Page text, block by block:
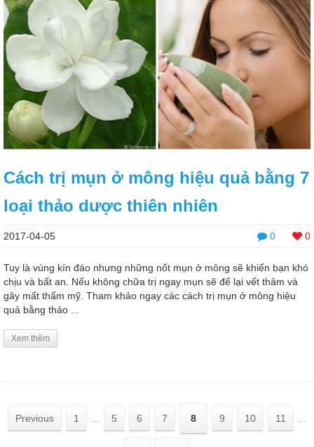
Cách trị mụn ở mông hiệu quả bằng 7
loại thảo dược thiên nhiên
0 0
2017-04-05
Tuy là vùng kín đáo nhưng những nốt mụn ở mông sẽ khiến bạn khó
chịu và bất an. Nếu không chữa trị ngay mụn sẽ để lại vết thâm và
gây mất thẩm mỹ. Tham khảo ngay các cách trị mụn ở mông hiệu
quả bằng thảo ...
Xem thêm
Previous 1 5 6 7 8 9 10 11